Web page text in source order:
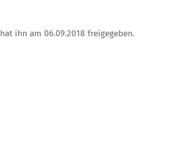
hat ihn am 06.09.2018 freigegeben.